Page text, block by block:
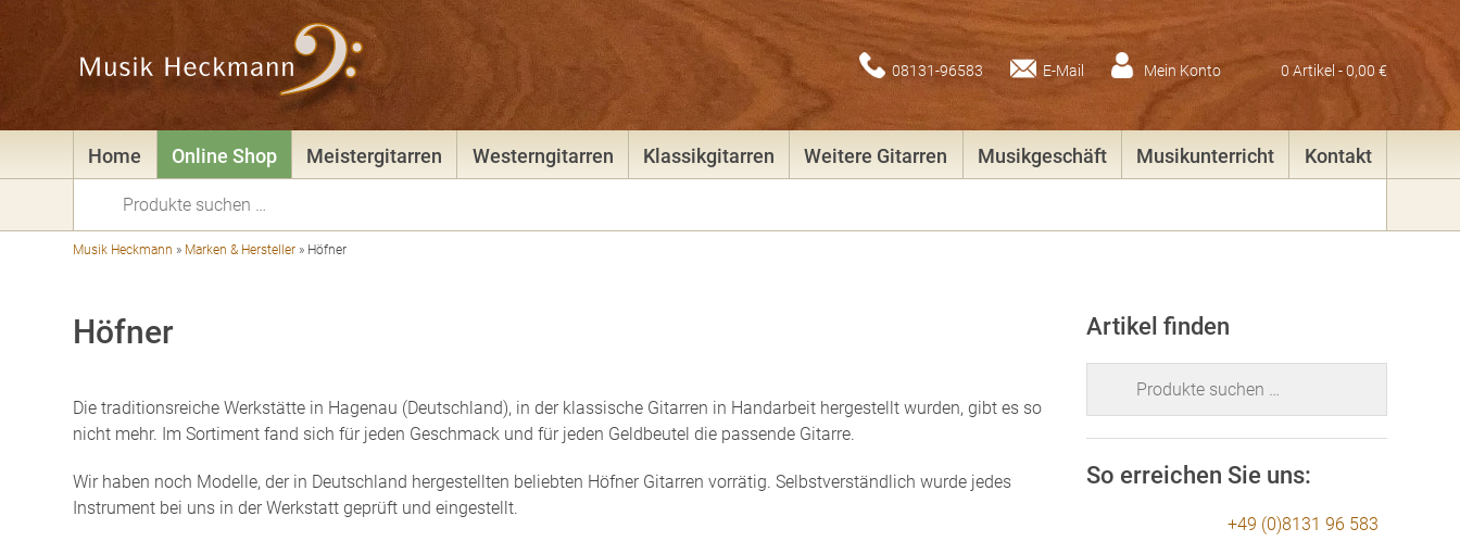
08131-96583 E-Mail Mein Konto 0 Artikel -0,00 €
Home Online Shop Meistergitarren Westerngitarren Klassikgitarren Weitere Gitarren Musikgeschäft Musikunterricht Kontakt
Musik Heckmann » Marken & Hersteller » Höfner
Höfner
Die traditionsreiche Werkstätte in Hagenau (Deutschland), in der klassische Gitarren in Handarbeit hergestellt wurden, gibt es so
nicht mehr. Im Sortiment fand sich für jeden Geschmack und für jeden Geldbeutel die passende Gitarre.
Wir haben noch Modelle, der in Deutschland hergestellten beliebten Höfner Gitarren vorrätig. Selbstverständlich wurde jedes
Instrument bei uns in der Werkstatt geprüft und eingestellt.
Artikel finden
So erreichen Sie uns:
+49 (0)8131 96 583